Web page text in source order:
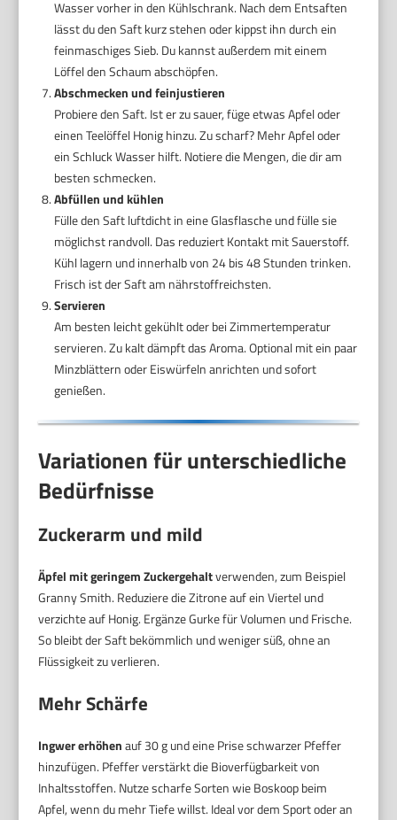
Wasser vorher in den Kühlschrank. Nach dem Entsaften
lässt du den Saft kurz stehen oder kippst ihn durch ein
feinmaschiges Sieb. Du kannst außerdem mit einem
Löffel den Schaum abschöpfen.
Abschmecken und feinjustieren
Probiere den Saft. Ist er zu sauer, füge etwas Apfel oder
einen Teelöffel Honig hinzu. Zu scharf? Mehr Apfel oder
ein Schluck Wasser hilft. Notiere die Mengen, die dir am
besten schmecken.
Abfüllen und kühlen
Fülle den Saft luftdicht in eine Glasflasche und fülle sie
möglichst randvoll. Das reduziert Kontakt mit Sauerstoff.
Kühl lagern und innerhalb von 24 bis 48 Stunden trinken.
Frisch ist der Saft am nährstoffreichsten.
Servieren
Am besten leicht gekühlt oder bei Zimmertemperatur
servieren. Zu kalt dämpft das Aroma. Optional mit ein paar
Minzblättern oder Eiswürfeln anrichten und sofort
genießen.
Variationen für unterschiedliche
Bedürfnisse
Zuckerarm und mild
Äpfel mit geringem Zuckergehaltverwenden, zum Beispiel
Granny Smith. Reduziere die Zitrone auf ein Viertel und
verzichte auf Honig. Ergänze Gurke für Volumen und Frische.
So bleibt der Saft bekömmlich und weniger süß, ohne an
Flüssigkeit zu verlieren.
Mehr Schärfe
Ingwer erhöhenauf 30 g und eine Prise schwarzer Pfeffer
hinzufügen. Pfeffer verstärkt die Bioverfügbarkeit von
Inhaltsstoffen. Nutze scharfe Sorten wie Boskoop beim
Apfel, wenn du mehr Tiefe willst. Ideal vor dem Sport oder an